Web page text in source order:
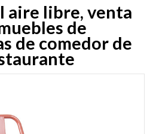
aire libre, venta
de
de comedor de